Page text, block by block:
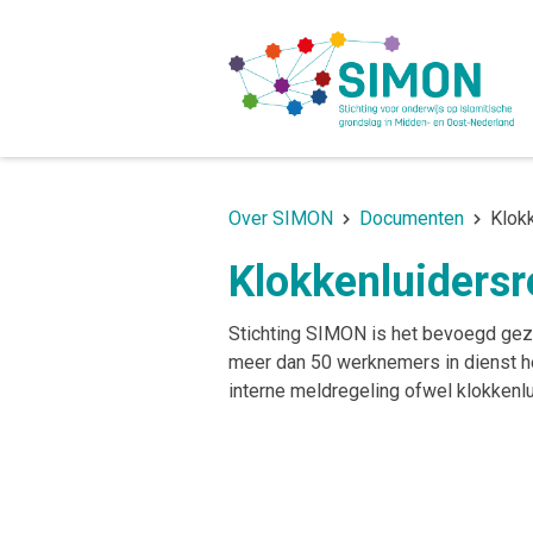
Over SIMON Documenten
Stichting SIMON is het bevoegd
meer dan 50 werknemers in dienst
interne meldregeling ofwel